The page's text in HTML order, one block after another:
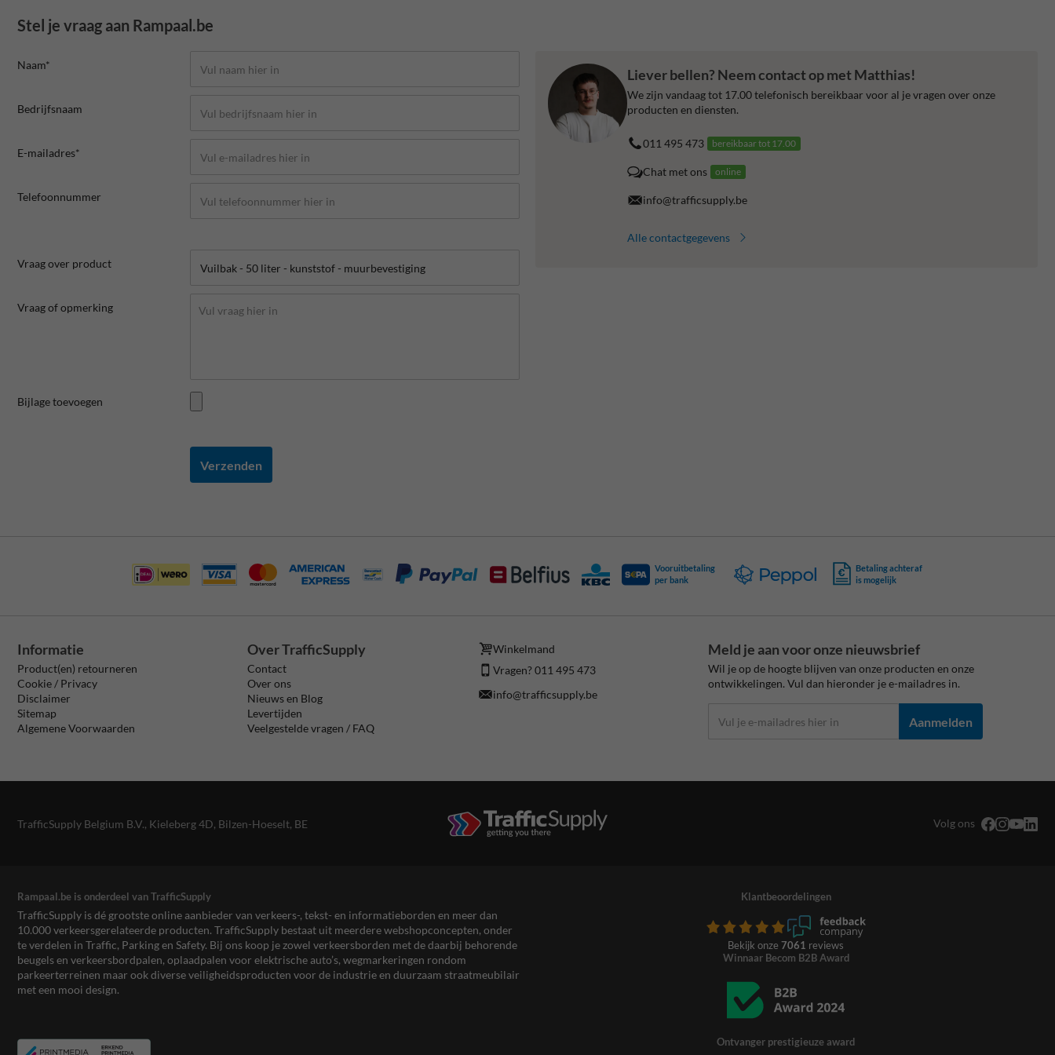
Stel je vraag aan Rampaal.be
Naam*
Bedrijfsnaam
E-mailadres*
Telefoonnummer
Vraag over product
Vraag of opmerking
Bijlage toevoegen
Verzenden
Liever bellen? Neem contact op met Matthias!
We zijn vandaag tot 17.00 telefonisch bereikbaar voor al je vragen over onze
producten en diensten.
011 495 473 bereikbaar tot 17.00
Chat met ons online
info@trafficsupply.be
Alle contactgegevens
Vooruitbetaling
per bank
Betaling achteraf
is mogelijk
Informatie
Product(en) retourneren
Cookie / Privacy
Disclaimer
Sitemap
Algemene Voorwaarden
Over TrafficSupply
Contact
Over ons
Nieuws en Blog
Levertijden
Veelgestelde vragen / FAQ
Winkelmand
Vragen? 011 495 473
info@trafficsupply.be
Meld je aan voor onze nieuwsbrief
Wil je op de hoogte blijven van onze producten en onze
ontwikkelingen. Vul dan hieronder je e-mailadres in.
Aanmelden
TrafficSupply Belgium B.V., Kieleberg 4D, Bilzen-Hoeselt, BE Volg ons
Rampaal.be is onderdeel van TrafficSupply
TrafficSupply is dé grootste online aanbieder van verkeers-, tekst- en informatieborden en meer dan
10.000 verkeersgerelateerde producten. TrafficSupply bestaat uit meerdere webshopconcepten, onder
te verdelen in Traffic, Parking en Safety. Bij ons koop je zowel verkeersborden met de daarbij behorende
beugels en verkeersbordpalen, oplaadpalen voor elektrische auto’s, wegmarkeringen rondom
parkeerterreinen maar ook diverse veiligheidsproducten voor de industrie en duurzaam straatmeubilair
met een mooi design.
Klantbeoordelingen
Bekijk onze 7061 reviews
Winnaar Becom B2B Award
Ontvanger prestigieuze award